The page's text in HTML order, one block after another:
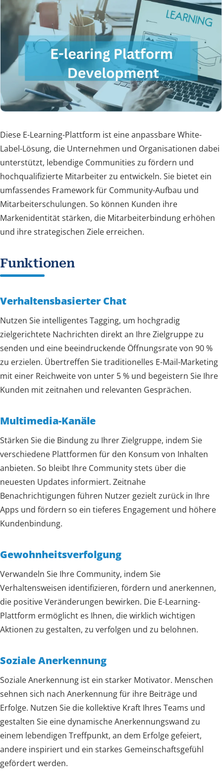
Diese E-Learning-Plattform ist eine anpassbare White-
Label-Lösung, die Unternehmen und Organisationen dabei
unterstützt, lebendige Communities zu fördern und
hochqualifizierte Mitarbeiter zu entwickeln. Sie bietet ein
umfassendes Framework für Community-Aufbau und
Mitarbeiterschulungen. So können Kunden ihre
Markenidentität stärken, die Mitarbeiterbindung erhöhen
und ihre strategischen Ziele erreichen.
Funktionen
Verhaltensbasierter Chat
Nutzen Sie intelligentes Tagging, um hochgradig
zielgerichtete Nachrichten direkt an Ihre Zielgruppe zu
senden und eine beeindruckende Öffnungsrate von 90 %
zu erzielen. Übertreffen Sie traditionelles E-Mail-Marketing
mit einer Reichweite von unter 5 % und begeistern Sie Ihre
Kunden mit zeitnahen und relevanten Gesprächen.
Multimedia-Kanäle
Stärken Sie die Bindung zu Ihrer Zielgruppe, indem Sie
verschiedene Plattformen für den Konsum von Inhalten
anbieten. So bleibt Ihre Community stets über die
neuesten Updates informiert. Zeitnahe
Benachrichtigungen führen Nutzer gezielt zurück in Ihre
Apps und fördern so ein tieferes Engagement und höhere
Kundenbindung.
Gewohnheitsverfolgung
Verwandeln Sie Ihre Community, indem Sie
Verhaltensweisen identifizieren, fördern und anerkennen,
die positive Veränderungen bewirken. Die E-Learning-
Plattform ermöglicht es Ihnen, die wirklich wichtigen
Aktionen zu gestalten, zu verfolgen und zu belohnen.
Soziale Anerkennung
Soziale Anerkennung ist ein starker Motivator. Menschen
sehnen sich nach Anerkennung für ihre Beiträge und
Erfolge. Nutzen Sie die kollektive Kraft Ihres Teams und
gestalten Sie eine dynamische Anerkennungswand zu
einem lebendigen Treffpunkt, an dem Erfolge gefeiert,
andere inspiriert und ein starkes Gemeinschaftsgefühl
gefördert werden.